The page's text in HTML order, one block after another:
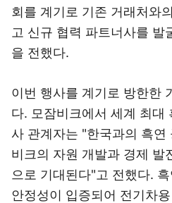
회를 계기로 기존 거래처와
고 신규 협력 파트너사를 발
을 전했다.
이번 행사를 계기로 방한한
다. 모잠비크에서 세계 최대
사 관계자는 "한국과의 흑연
비크의 자원 개발과 경제 발
으로 기대된다"고 전했다.
안정성이 입증되어 전기차